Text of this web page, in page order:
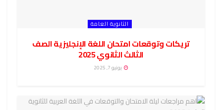
الثانوية العامة
تريكات وتوقعات امتحان اللغة الإنجليزية الصف
الثالث الثانوي 2025
يونيو 7, 2025